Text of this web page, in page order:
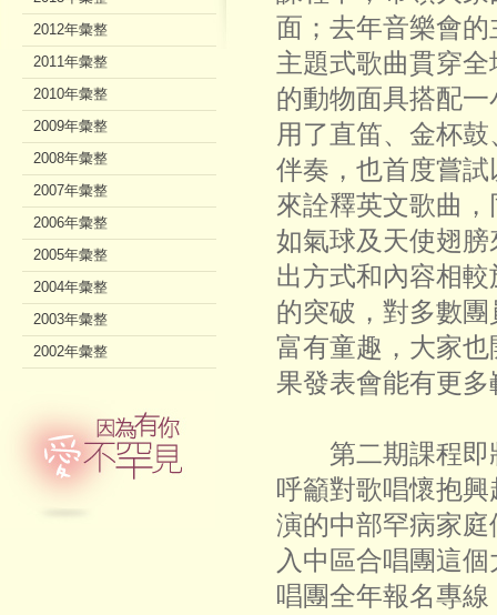
面；去年音樂會
主題式歌曲貫穿
的動物面具搭配
用了直笛、金杯
伴奏，也首度嘗
來詮釋英文歌曲
如氣球及天使翅
出方式和內容相
的突破，對多數
富有童趣，大家
果發表會能有更
第二期課程即
呼籲對歌唱懷抱
演的中部罕病家
入中區合唱團這
唱團全年報名專線
2012年彙整
2011年彙整
2010年彙整
2009年彙整
2008年彙整
2007年彙整
2006年彙整
2005年彙整
2004年彙整
2003年彙整
2002年彙整